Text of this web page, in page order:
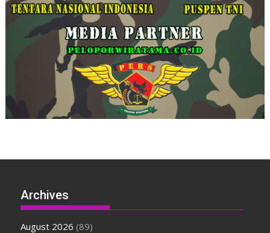
Archives
August 2026 (89)